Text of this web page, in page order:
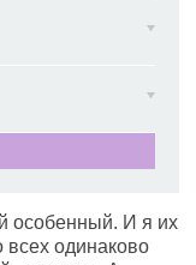
особенный. И я их
всех одинаково